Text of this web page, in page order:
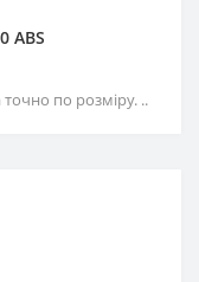
ABS
точно по розміру. ..